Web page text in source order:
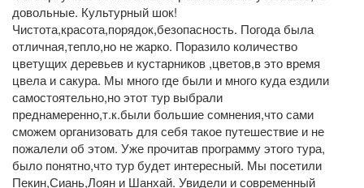
довольные. Культурный шок!
Чистота,красота,порядок,безопасность. Погода была
отличная,тепло,но не жарко. Поразило количество
цветущих деревьев и кустарников ,цветов,в это время
цвела и сакура. Мы много где были и много куда ездили
самостоятельно,но этот тур выбрали
преднамеренно,т.к.были большие сомнения,что сами
сможем организовать для себя такое путешествие и не
пожалели об этом. Уже прочитав программу этого тура,
было понятно,что тур будет интересный. Мы посетили
Пекин,Сиань,Лоян и Шанхай. Увидели и современный